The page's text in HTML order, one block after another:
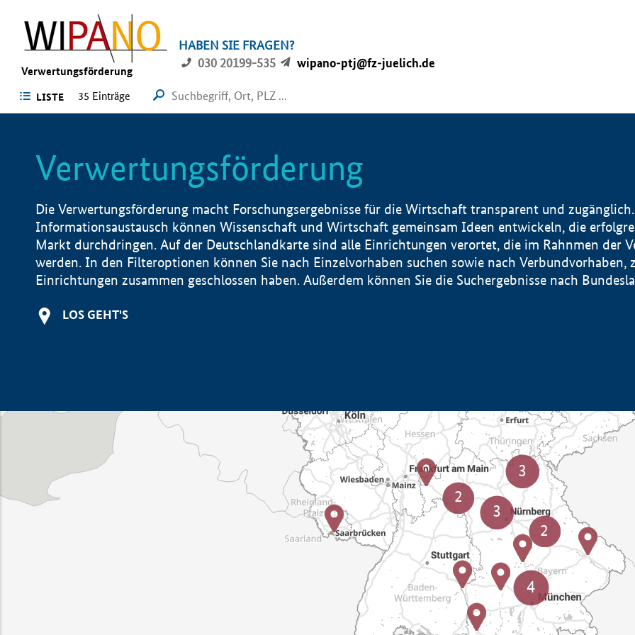
Verwertungsförderung
HABEN SIE FRAGEN?
030 20199-535
wipano-ptj@fz-juelich.de
LISTE 35 Einträge
Verwertungsförderung
Die Verwertungsförderung macht Forschungsergebnisse für die Wirtschaft transparent und
Informationsaustausch können Wissenschaft und Wirtschaft gemeinsam Ideen entwickeln, die
Markt durchdringen. Auf der Deutschlandkarte sind alle Einrichtungen verortet, die im Rahnmen der
werden. In den Filteroptionen können Sie nach Einzelvorhaben suchen sowie nach Verbundvorhaben,
Einrichtungen zusammen geschlossen haben. Außerdem können Sie die Suchergebnisse nach
LOS GEHT'S